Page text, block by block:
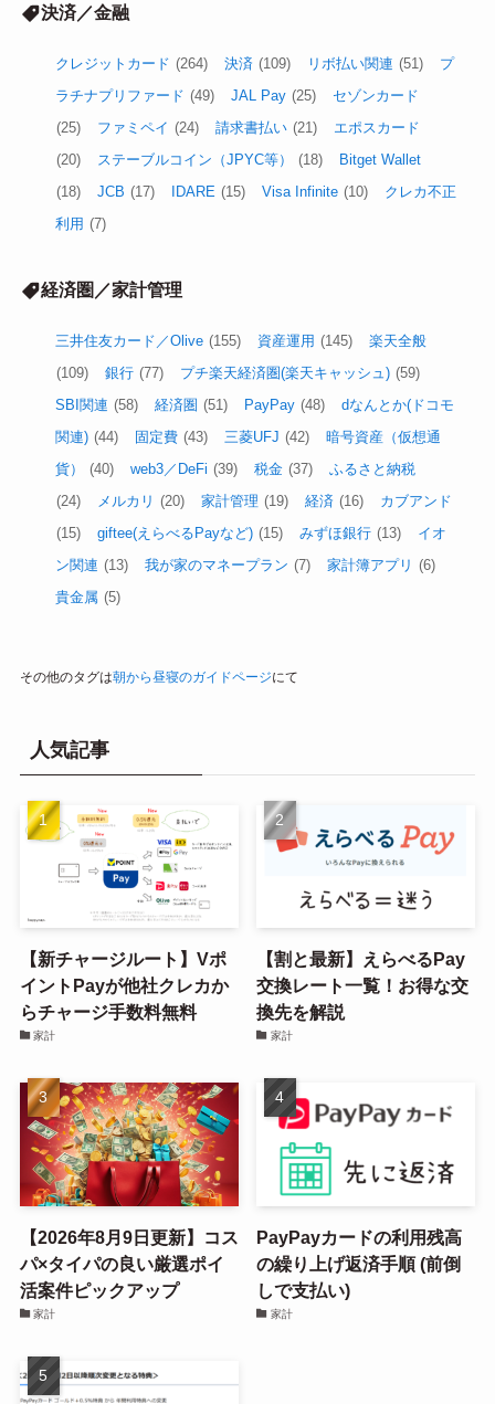
決済／金融
クレジットカード (264) 決済 (109) リボ払い関連 (51)
プ
ラチナプリファード (49) JAL Pay (25)
セゾンカード
(25)
ファミペイ (24) 請求書払い (21)
エポスカード
(20)
ステーブルコイン（JPYC等） (18)
Bitget Wallet
(18)
JCB (17) IDARE (15) Visa Infinite (10)
クレカ不正
利用 (7)
経済圏／家計管理
三井住友カード／Olive (155) 資産運用 (145)
楽天全般
(109)
銀行 (77) プチ楽天経済圏(楽天キャッシュ) (59)
SBI関連 (58) 経済圏 (51) PayPay (48)
dなんとか(ドコモ
関連) (44) 固定費 (43) 三菱UFJ (42)
暗号資産（仮想通
貨）
(40) web3／DeFi (39) 税金 (37)
ふるさと納税
(24)
メルカリ (20) 家計管理 (19) 経済 (16)
カブアンド
(15)
giftee(えらべるPayなど) (15) みずほ銀行 (13)
イオ
ン関連 (13) 我が家のマネープラン (7) 家計簿アプリ (6)
貴金属 (5)
その他のタグは朝から昼寝のガイドページにて
人気記事
【新チャージルート】Vポ
イントPayが他社クレカか
らチャージ手数料無料
家計
【割と最新】えらべるPay
交換レート一覧！お得な交
換先を解説
家計
【2026年8月9日更新】コス
パ×タイパの良い厳選ポイ
活案件ピックアップ
家計
PayPayカードの利用残高
の繰り上げ返済手順 (前倒
しで支払い)
家計